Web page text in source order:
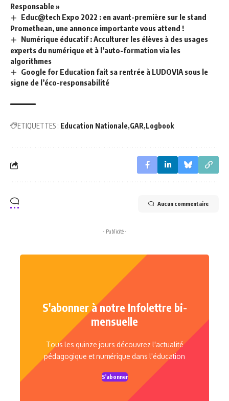
Responsable »
Educ@tech Expo 2022 : en avant-première sur le stand
Promethean, une annonce importante vous attend !
Numérique éducatif : Acculturer les élèves à des usages
experts du numérique et à l’auto-formation via les
algorithmes
Google for Education fait sa rentrée à LUDOVIA sous le
signe de l’éco-responsabilité
ETIQUETTES : Education Nationale GAR Logbook
Aucun commentaire
- Publicité -
S'abonner à notre Infolettre bi-
mensuelle
Tous les quinze jours découvrez l'actualité
pédagogique et numérique dans l'éducation
S'abonner